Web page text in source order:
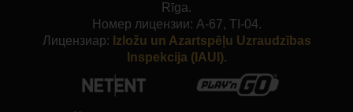
Rīga.
Номер лицензии: A-67, TI-04.
Лицензиар: Izložu un Azartspēļu Uzraudzības
Inspekcija (IAUI).